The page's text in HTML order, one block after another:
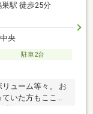
巣駅 徒歩25分
央
駐車2台
ューム等々。 お
いた方もここな